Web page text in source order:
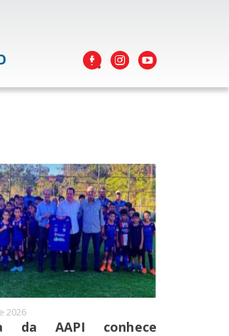
2026
da AAPI conhece